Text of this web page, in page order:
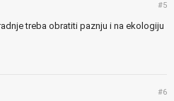
#5
treba obratiti paznju i na ekologiju
#6